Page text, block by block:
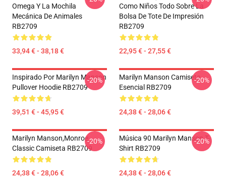
Omega Y La Mochila
Mecánica De Animales
RB2709
33,94 € - 38,18 €
Como Niños Todo Sobre La
Bolsa De Tote De Impresión
RB2709
22,95 € - 27,55 €
Inspirado Por Marilyn Manson
Pullover Hoodie RB2709
39,51 € - 45,95 €
-20%
Marilyn Manson Camiseta
Esencial RB2709
24,38 € - 28,06 €
-20%
Marilyn Manson,Monroe
Classic Camiseta RB2709
24,38 € - 28,06 €
-20%
Música 90 Marilyn Manson T-
Shirt RB2709
24,38 € - 28,06 €
-20%